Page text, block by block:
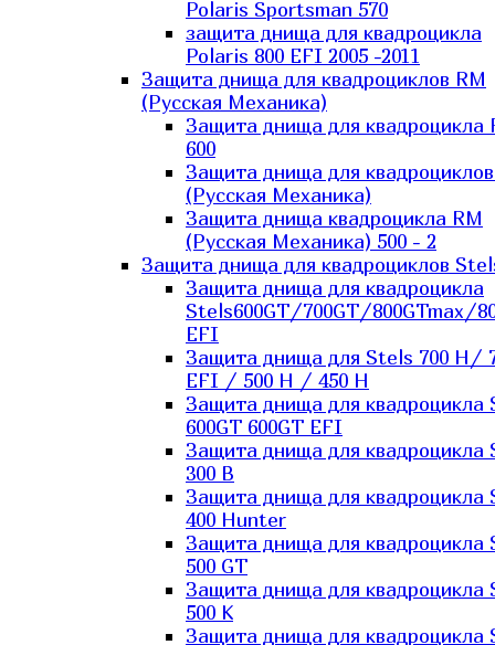
Polaris Sportsman 570
защита днища для квадроцикла
Polaris 800 EFI 2005 -2011
Защита днища для квадроциклов RM
(Русская Механика)
Защита днища для квадроцикла
600
Защита днища для
(Русская Механика)
Защита днища квадроцикла RM
(Русская Механика) 500 - 2
Защита днища для квадроциклов
Защита днища для квадроцикла
Stels600GT/700GT/800GTmax/
EFI
Защита днища для Stels 700 H/
EFI / 500 H / 450 H
Защита днища для квадроцикла
600GT 600GT EFI
Защита днища для квадроцикла
300 B
Защита днища для квадроцикла
400 Hunter
Защита днища для квадроцикла
500 GT
Защита днища для квадроцикла
500 K
Защита днища для квадроцикла